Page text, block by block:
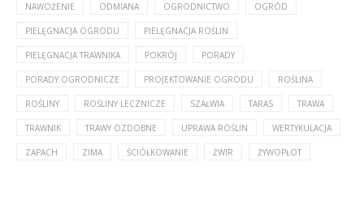
NAWOŻENIE ODMIANA OGRODNICTWO OGRÓD
PIELĘGNACJA OGRODU PIELĘGNACJA ROŚLIN
PIELĘGNACJA TRAWNIKA POKRÓJ PORADY
PORADY OGRODNICZE PROJEKTOWANIE OGRODU ROŚLINA
ROŚLINY ROŚLINY LECZNICZE SZAŁWIA TARAS TRAWA
TRAWNIK TRAWY OZDOBNE UPRAWA ROŚLIN WERTYKULACJA
ZAPACH ZIMA ŚCIÓŁKOWANIE ŻWIR ŻYWOPŁOT